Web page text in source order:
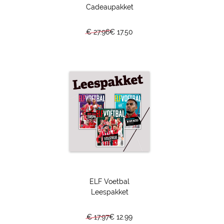
van De Werkwijze Bosz. "Door hem dachten we: we gaan
inruilden voor die van Ajax bleef één talent verbouwereerd
achter. Nee, Quilindschy Hartman kon en kan zich geen
leven voorstellen zonder Feyenoord. De club van zijn
dromen blijkt, nu hij is doorgedrongen tot het
vlaggenschip, nog mooier dan hij altijd al dacht. "Zo'n team
heb ik nooit eerder ervaren. Het is alsof je bij het vijfde van
de plaatselijke amateurclub speelt, maar dan zonder de
Op 27 mei werd Luton Town de 51ste club die de Premier
van al die deelnemers zijn The Hatters met zekerheid de
Cadeaupakket
€ 27.96€ 17.50
ELF Voetbal
Leespakket
€ 17.97€ 12.99